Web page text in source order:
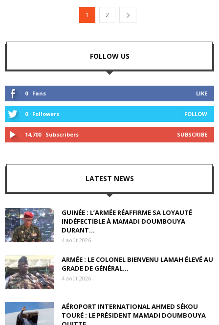
1 2
FOLLOW US
0 Fans LIKE
0 Followers FOLLOW
14,700 Subscribers SUBSCRIBE
LATEST NEWS
GUINÉE : L’ARMÉE RÉAFFIRME SA LOYAUTÉ
INDÉFECTIBLE À MAMADI DOUMBOUYA
DURANT...
4 août 2026
ARMÉE : LE COLONEL BIENVENU LAMAH ÉLEVÉ AU
GRADE DE GÉNÉRAL...
4 août 2026
AÉROPORT INTERNATIONAL AHMED SÉKOU
TOURÉ : LE PRÉSIDENT MAMADI DOUMBOUYA